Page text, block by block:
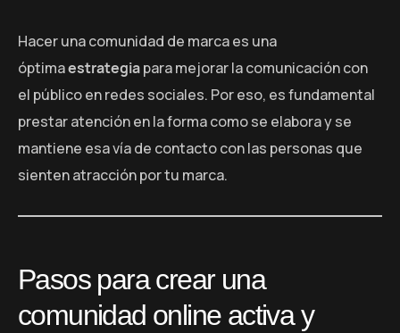
Hacer una comunidad de marca es una
óptimaestrategiapara mejorar la comunicación con
el público en redes sociales. Por eso, es fundamental
prestar atención en la forma como se elabora y se
mantiene esa vía de contacto con las personas que
sienten atracción por tu marca.
Pasos para crear una
comunidad online activa y